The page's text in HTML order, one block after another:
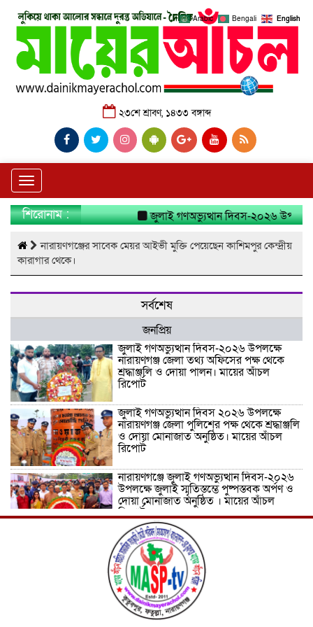
২৩শে শ্রাবণ, ১৪৩৩ বঙ্গাব্দ
Toggle
navigation
শিরোনাম : জুলাই গণঅভ্যুত্থান দিবস-২০২৬ উপলক্ষে
নারায়ণগঞ্জের সাবেক মেয়র আইভী মুক্তি পেয়েছেন কাশিমপুর কেন্দ্রীয়
কারাগার থেকে।
সর্বশেষ
জনপ্রিয়
জুলাই গণঅভ্যুত্থান দিবস-২০২৬ উপলক্ষে
নারায়ণগঞ্জ জেলা তথ্য অফিসের পক্ষ থেকে
শ্রদ্ধাঞ্জলি ও দোয়া পালন। মায়ের আঁচল
রিপোর্ট
জুলাই গণঅভ্যুত্থান দিবস ২০২৬ উপলক্ষে
নারায়ণগঞ্জ জেলা পুলিশের পক্ষ থেকে শ্রদ্ধাঞ্জলি
ও দোয়া মোনাজাত অনুষ্ঠিত। মায়ের আঁচল
রিপোর্ট
নারায়ণগঞ্জে জুলাই গণঅভ্যুত্থান দিবস-২০২৬
উপলক্ষে জুলাই স্মৃতিস্তম্ভে পুষ্পস্তবক অর্পণ ও
দোয়া মোনাজাত অনুষ্ঠিত । মায়ের আঁচল
রিপোর্ট
ICJ Global Media Group LLC and
SAARC Journalist Forum Sign
Strategic MoU to Strengthen Global
Journalism Cooperation/ आईसीजे
ग्लोबल मीडिया ग्रुप एलएलसी और सार्क
पत्रकार फोरम वैश्विक पत्रकारिता सहयोग को मजबूत करने के लिए
रणनीतिक समझौता ज्ञापन पर हस्ताक्षर करते हैं
Arabic Bengali English